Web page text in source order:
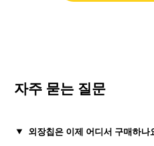
자주 묻는 질문
외장칩은 이제 어디서 구매하나